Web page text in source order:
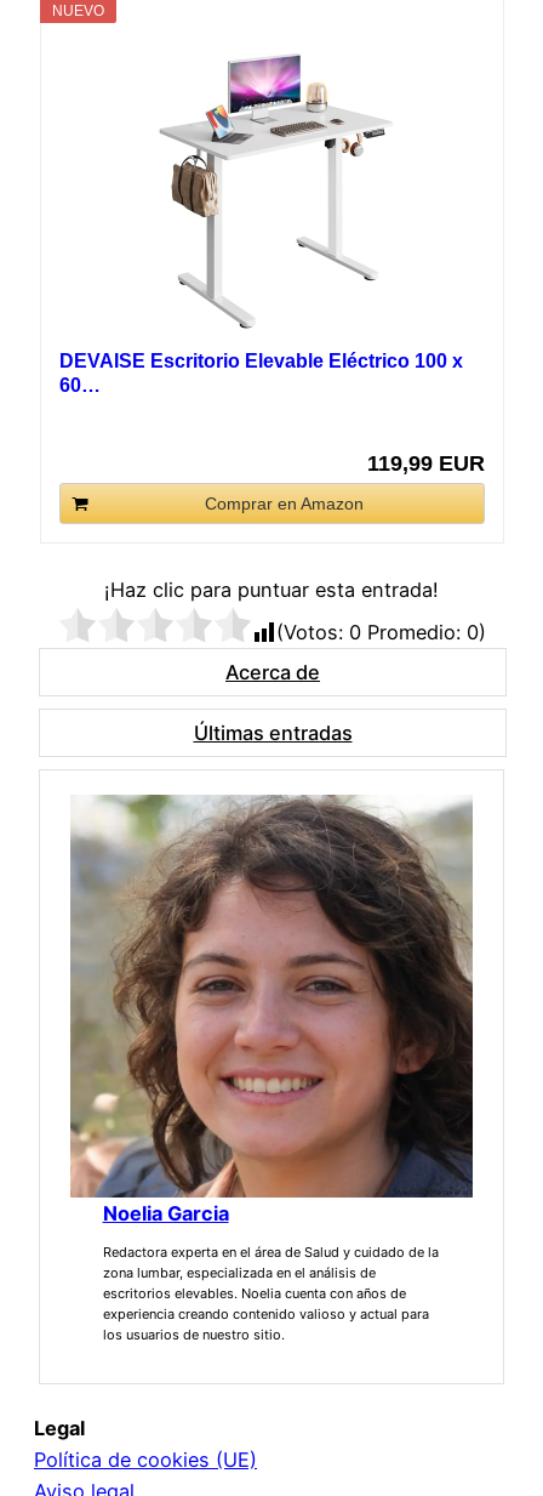
NUEVO
DEVAISE Escritorio Elevable Eléctrico 100 x
60…
119,99 EUR
Comprar en Amazon
¡Haz clic para puntuar esta entrada!
(Votos: 0Promedio: 0)
Acerca de
Últimas entradas
Noelia Garcia
Redactora experta en el área de Salud y cuidado de la
zona lumbar, especializada en el análisis de
escritorios elevables. Noelia cuenta con años de
experiencia creando contenido valioso y actual para
los usuarios de nuestro sitio.
Legal
Política de cookies (UE)